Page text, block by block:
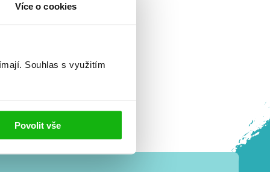
Více o cookies
Souhlas s využitím
Povolit vše